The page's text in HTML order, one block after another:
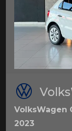
VolksWagen
2023